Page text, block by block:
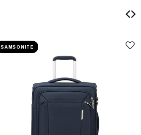
SAMSONITE